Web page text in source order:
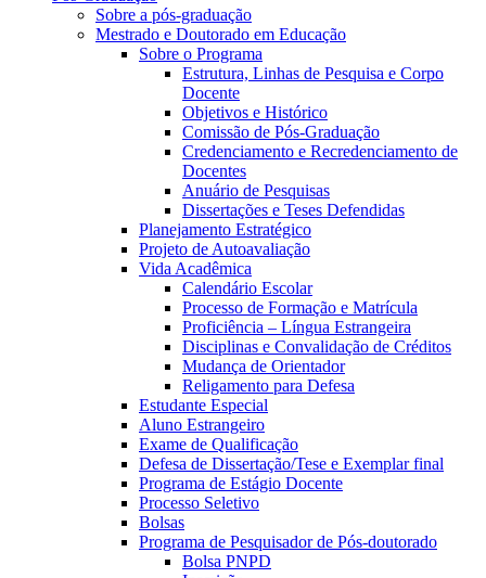
Sobre a pós-graduação
Mestrado e Doutorado em Educação
Sobre o Programa
Estrutura, Linhas de Pesquisa e Corpo
Docente
Objetivos e Histórico
Comissão de Pós-Graduação
Credenciamento e Recredenciamento de
Docentes
Anuário de Pesquisas
Dissertações e Teses Defendidas
Planejamento Estratégico
Projeto de Autoavaliação
Vida Acadêmica
Calendário Escolar
Processo de Formação e Matrícula
Proficiência – Língua Estrangeira
Disciplinas e Convalidação de Créditos
Mudança de Orientador
Religamento para Defesa
Estudante Especial
Aluno Estrangeiro
Exame de Qualificação
Defesa de Dissertação/Tese e Exemplar final
Programa de Estágio Docente
Processo Seletivo
Bolsas
Programa de Pesquisador de Pós-doutorado
Bolsa PNPD